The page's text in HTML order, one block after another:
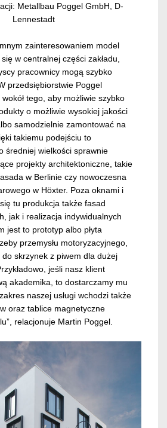
Metallbau Poggel GmbH, D-
Lennestadt
zainteresowaniem model
w centralnej części zakładu,
pracownicy mogą szybko
przedsiębiorstwie Poggel
tego, aby możliwie szybko
o możliwie wysokiej jakości
samodzielnie zamontować na
takiemu podejściu to
średniej wielkości sprawnie
projekty architektoniczne, takie
w Berlinie czy nowoczesna
w Höxter. Poza oknami i
tu produkcja także fasad
jak i realizacja indywidualnych
jest to prototyp albo płyta
przemysłu motoryzacyjnego,
skrzynek z piwem dla dużej
jeśli nasz klient
akademika, to dostarczamy mu
naszej usługi wchodzi także
oraz tablice magnetyczne
relacjonuje Martin Poggel.